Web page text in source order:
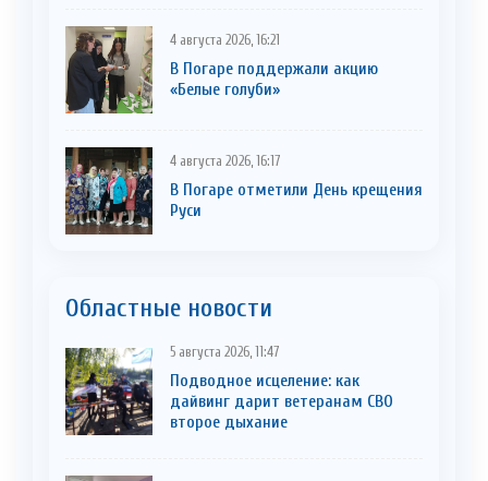
4 августа 2026, 16:21
В Погаре поддержали акцию
«Белые голуби»
4 августа 2026, 16:17
В Погаре отметили День крещения
Руси
Областные новости
5 августа 2026, 11:47
Подводное исцеление: как
дайвинг дарит ветеранам СВО
второе дыхание